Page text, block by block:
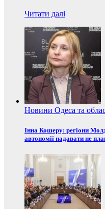
Читати далі
Новини Одеса та
Інна Кошеру: регіони
автономії надавати не